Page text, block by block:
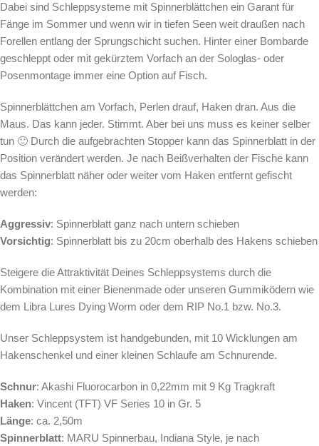
Dabei sind Schleppsysteme mit Spinnerblättchen ein Garant für
Fänge im Sommer und wenn wir in tiefen Seen weit draußen nach
Forellen entlang der Sprungschicht suchen. Hinter einer Bombarde
geschleppt oder mit gekürztem Vorfach an der Sologlas- oder
Posenmontage immer eine Option auf Fisch.
Spinnerblättchen am Vorfach, Perlen drauf, Haken dran. Aus die
Maus. Das kann jeder. Stimmt. Aber bei uns muss es keiner selber
tun 🙂 Durch die aufgebrachten Stopper kann das Spinnerblatt in der
Position verändert werden. Je nach Beißverhalten der Fische kann
das Spinnerblatt näher oder weiter vom Haken entfernt gefischt
werden:
Aggressiv: Spinnerblatt ganz nach untern schieben
Vorsichtig: Spinnerblatt bis zu 20cm oberhalb des Hakens schieben
Steigere die Attraktivität Deines Schleppsystems durch die
Kombination mit einer Bienenmade oder unseren Gummiködern wie
dem Libra Lures Dying Worm oder dem RIP No.1 bzw. No.3.
Unser Schleppsystem ist handgebunden, mit 10 Wicklungen am
Hakenschenkel und einer kleinen Schlaufe am Schnurende.
Schnur: Akashi Fluorocarbon in 0,22mm mit 9 Kg Tragkraft
Haken: Vincent (TFT) VF Series 10 in Gr. 5
Länge: ca. 2,50m
Spinnerblatt: MARU Spinnerbau, Indiana Style, je nach